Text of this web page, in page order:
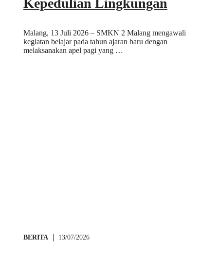
Kepedulian Lingkungan
Malang, 13 Juli 2026 – SMKN 2 Malang mengawali
kegiatan belajar pada tahun ajaran baru dengan
melaksanakan apel pagi yang …
BERITA 13/07/2026